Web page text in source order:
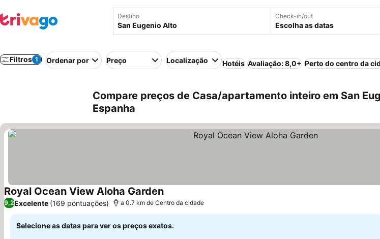
Destino Check-in/out
Escolha as datas
Filtros 1 Ordenar por Preço Localização Hotéis Avaliação: 8,0+ Perto do centro da
Compare preços de Casa/apartamento inteiro em San
Espanha
Royal Ocean View Aloha Garden
9,2Excelente (169 pontuações) a 0.7 km de Centro da cidade
Selecione as datas para ver os preços exatos.